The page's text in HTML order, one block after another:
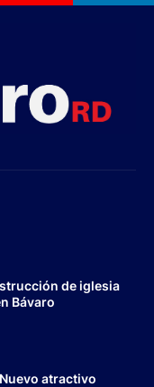
de iglesia
Bávaro
atractivo